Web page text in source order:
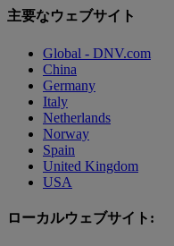
主要なウェブサイト
Global - DNV.com
China
Germany
Italy
Netherlands
Norway
Spain
United Kingdom
USA
ローカルウェブサイト: